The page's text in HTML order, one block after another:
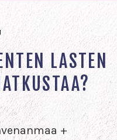
LASTEN
+